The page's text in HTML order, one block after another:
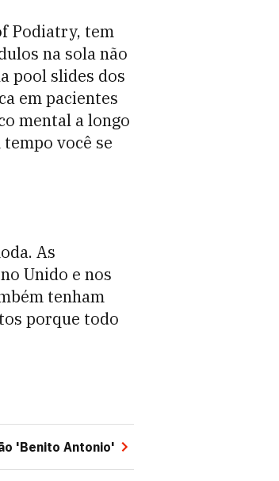
Podiatry, tem
na sola não
pool slides dos
em pacientes
mental a longo
você se
As
Unido e nos
tenham
porque todo
'Benito Antonio'